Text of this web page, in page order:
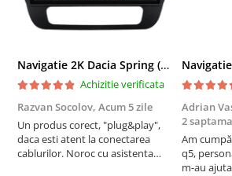
Navigatie 2K Dacia Spring (2021- Prezent), Android, S-Quadcore / 4GB RAM + 64GB ROM, 9.5 Inch - AD-BGS90042K+AD-BGRKIT366V4s
Achizitie verificata
Razvan Socolov, Acum 5 zile
Un produs corect, "plug&play",
daca esti atent la conectarea
cablurilor. Noroc cu asistenta
Adrian
2
Am
q5,
m-au